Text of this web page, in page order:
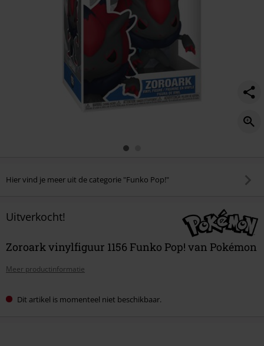
Hier vind je meer uit de categorie "Funko Pop!"
Uitverkocht!
Zoroark vinylfiguur 1156 Funko Pop! van Pokémon
Meer productinformatie
Dit artikel is momenteel niet beschikbaar.